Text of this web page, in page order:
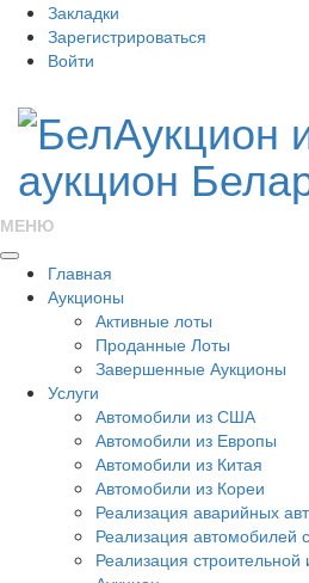
Закладки
Зарегистрироваться
Войти
МЕНЮ
Главная
Аукционы
Активные лоты
Проданные Лоты
Завершенные Аукционы
Услуги
Автомобили из США
Автомобили из Европы
Автомобили из Китая
Автомобили из Кореи
Реализация аварийных
Реализация автомобилей
Реализация строительной